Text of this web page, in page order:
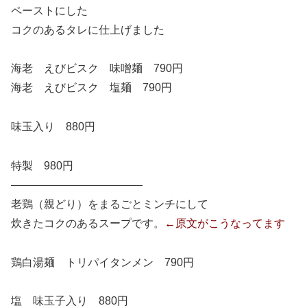
ペーストにした
コクのあるタレに仕上げました
海老 えびビスク 味噌麺 790円
海老 えびビスク 塩麺 790円
味玉入り 880円
特製 980円
————————————
老鶏（親どり）をまるごとミンチにして
炊きたコクのあるスープです。
←原文がこうなってます
鶏白湯麺 トリパイタンメン 790円
塩 味玉子入り 880円